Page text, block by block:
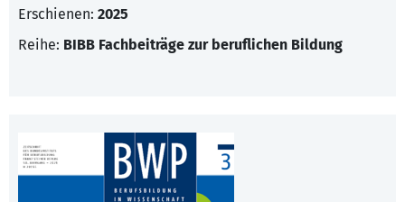
Erschienen: 2025
Reihe: BIBB Fachbeiträge zur beruflichen Bildung